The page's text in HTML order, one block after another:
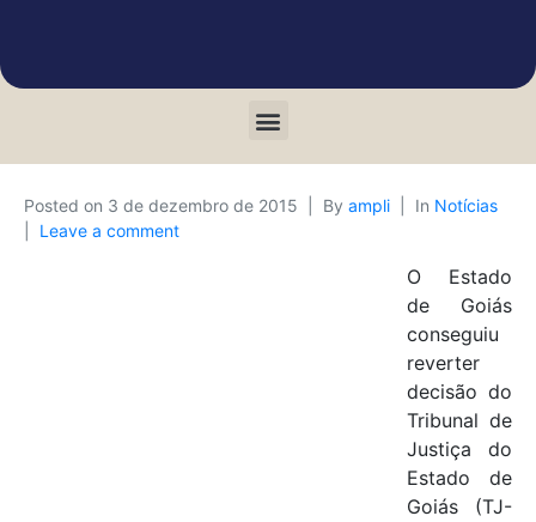
Posted on 3 de dezembro de 2015 By ampli In Notícias
Leave a comment
O Estado
de Goiás
conseguiu
reverter
decisão do
Tribunal de
Justiça do
Estado de
Goiás (TJ-